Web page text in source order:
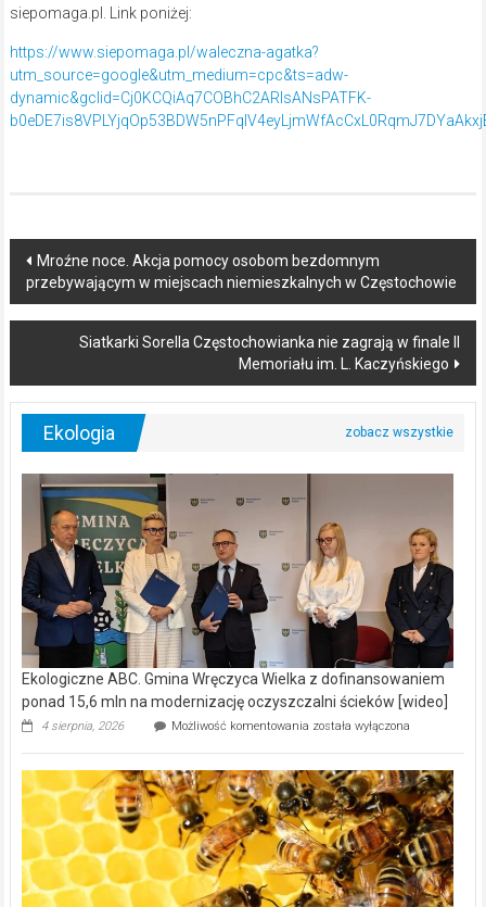
siepomaga.pl. Link poniżej:
https://www.siepomaga.pl/waleczna-agatka?
utm_source=google&utm_medium=cpc&ts=adw-
dynamic&gclid=Cj0KCQiAq7COBhC2ARIsANsPATFK-
Post
navigation
Mroźne noce. Akcja pomocy osobom bezdomnym
przebywającym w miejscach niemieszkalnych w Częstochowie
Siatkarki Sorella Częstochowianka nie zagrają w finale II
Memoriału im. L. Kaczyńskiego
Ekologia
Ekologiczne ABC. Gmina Wręczyca Wielka z dofinansowaniem
ponad 15,6 mln na modernizację oczyszczalni ścieków [wideo]
4 sierpnia, 2026 Możliwość komentowania Ekologiczne
Wręczyca
Wielka
z
dofinansowaniem
ponad
15,6
mln
na
została wyłączona